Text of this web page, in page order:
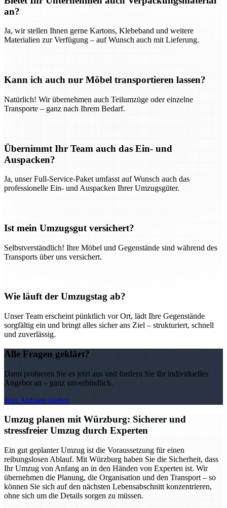
an?
Ja, wir stellen Ihnen gerne Kartons, Klebeband und weitere
Materialien zur Verfügung – auf Wunsch auch mit Lieferung.
Kann ich auch nur Möbel transportieren lassen?
Natürlich! Wir übernehmen auch Teilumzüge oder einzelne
Transporte – ganz nach Ihrem Bedarf.
Übernimmt Ihr Team auch das Ein- und
Auspacken?
Ja, unser Full-Service-Paket umfasst auf Wunsch auch das
professionelle Ein- und Auspacken Ihrer Umzugsgüter.
Ist mein Umzugsgut versichert?
Selbstverständlich! Ihre Möbel und Gegenstände sind während des
Transports über uns versichert.
Wie läuft der Umzugstag ab?
Unser Team erscheint pünktlich vor Ort, lädt Ihre Gegenstände
sorgfältig ein und bringt alles sicher ans Ziel – strukturiert, schnell
und zuverlässig.
Alle Fragen geklärt?
Dann probieren Sie es jetzt aus und fordern Sie Ihr individuelles
Angebot an – ganz unverbindlich.
Jetzt Anfrage starten
Umzug planen mit Würzburg: Sicherer und
stressfreier Umzug durch Experten
Ein gut geplanter Umzug ist die Voraussetzung für einen
reibungslosen Ablauf. Mit Würzburg haben Sie die Sicherheit, dass
Ihr Umzug von Anfang an in den Händen von Experten ist. Wir
übernehmen die Planung, die Organisation und den Transport – so
können Sie sich auf den nächsten Lebensabschnitt konzentrieren,
ohne sich um die Details sorgen zu müssen.